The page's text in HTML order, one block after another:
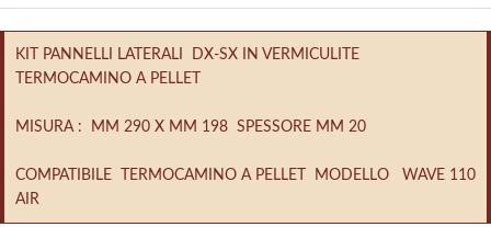
KIT PANNELLI LATERALI DX-SX IN VERMICULITE
TERMOCAMINO A PELLET
MISURA : MM 290 X MM 198 SPESSORE MM 20
COMPATIBILE TERMOCAMINO A PELLET MODELLO WAVE 110
AIR